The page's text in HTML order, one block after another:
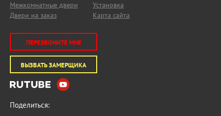
Межкомнатные двери
Двери на заказ
Установка
Карта сайта
ПЕРЕЗВОНИТЕ МНЕ
ВЫЗВАТЬ ЗАМЕРЩИКА
Поделиться: